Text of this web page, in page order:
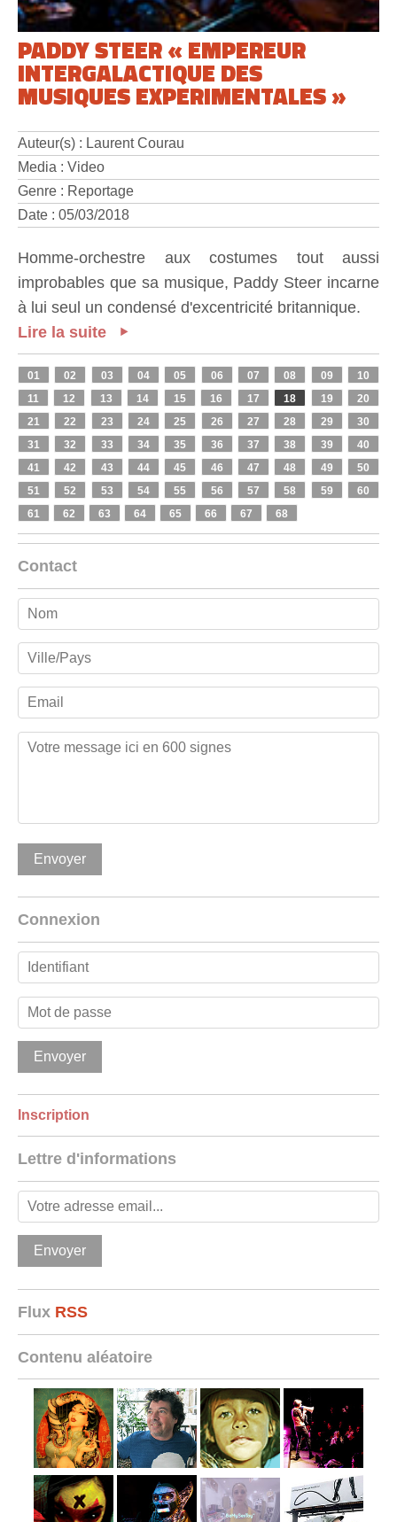
PADDY STEER « EMPEREUR
INTERGALACTIQUE DES
MUSIQUES EXPERIMENTALES »
Auteur(s) : Laurent Courau
Media : Video
Genre : Reportage
Date : 05/03/2018
Homme-orchestre aux costumes tout aussi
improbables que sa musique, Paddy Steer incarne
à lui seul un condensé d'excentricité britannique.
Lire la suite
01 02 03 04 05 06 07 08 09
10
11
12 13 14 15 16 17 18 19
20
21
22 23 24 25 26 27 28 29
30
31
32 33 34 35 36 37 38 39
40
41
42 43 44 45 46 47 48 49
50
51
52 53 54 55 56 57 58 59
60
61
62 63 64 65 66 67 68
Contact
Connexion
Inscription
Lettre d'informations
Flux RSS
Contenu aléatoire